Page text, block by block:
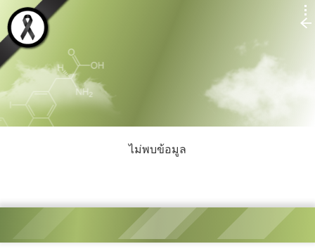
ไม่พบข้อมูล